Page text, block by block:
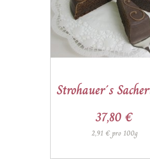
Strohauer´s
37,80 €
2,91 € pro 100g